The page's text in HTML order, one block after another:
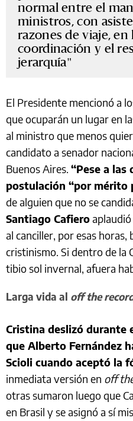
normal entre el
ministros, con
razones de viaje,
coordinación y el
jerarquía
El Presidente mencionó a
que ocuparán un lugar en
al ministro que menos
candidato a senador
Buenos Aires. “Pese a las
postulación “por mérito
de alguien que no se
Santiago Cafiero
al canciller, por esas
cristinismo. Si dentro de la
tibio sol invernal, afuera
Larga vida al off the
Cristina deslizó durante
que Alberto Fernández
Scioli cuando aceptó la
inmediata versión en off
otras sumaron luego que
en Brasil y se asignó a sí